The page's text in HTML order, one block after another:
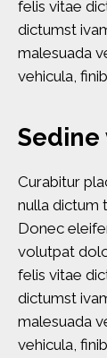
felis vitae
dictumst
malesuada
vehicula,
Sedine
Curabitur
nulla dictum
Donec
volutpat
felis vitae
dictumst
malesuada
vehicula,